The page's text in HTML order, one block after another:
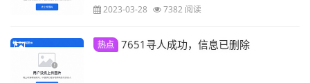
2023-03-28 7382 阅读
热点 7651寻人成功，信息已删除